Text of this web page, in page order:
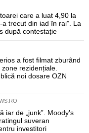
care a luat 4,90 la
a trecut din iad în rai”. La
după contestație
a fost filmat zburând
rezidențiale.
noi dosare OZN
iar de „junk”. Moody's
suveran
investitori